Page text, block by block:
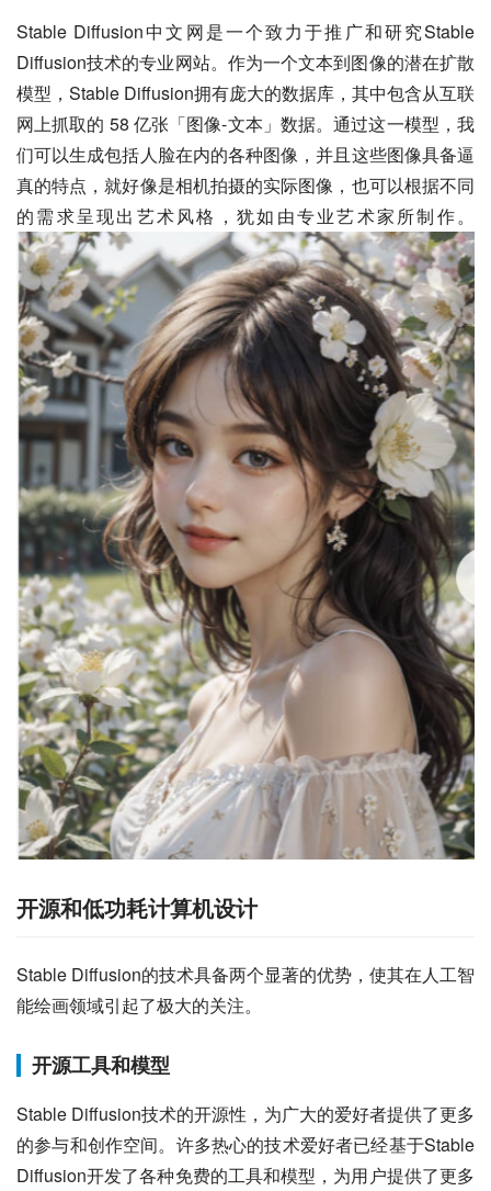
Stable Diffusion中文网是一个致力于推广和研究Stable
Diffusion技术的专业网站。作为一个文本到图像的潜在扩散
模型，Stable Diffusion拥有庞大的数据库，其中包含从互联
网上抓取的 58 亿张「图像-文本」数据。通过这一模型，我
们可以生成包括人脸在内的各种图像，并且这些图像具备逼
真的特点，就好像是相机拍摄的实际图像，也可以根据不同
的需求呈现出艺术风格，犹如由专业艺术家所制作。
开源和低功耗计算机设计
Stable Diffusion的技术具备两个显著的优势，使其在人工智
能绘画领域引起了极大的关注。
开源工具和模型
Stable Diffusion技术的开源性，为广大的爱好者提供了更多
的参与和创作空间。许多热心的技术爱好者已经基于Stable
Diffusion开发了各种免费的工具和模型，为用户提供了更多